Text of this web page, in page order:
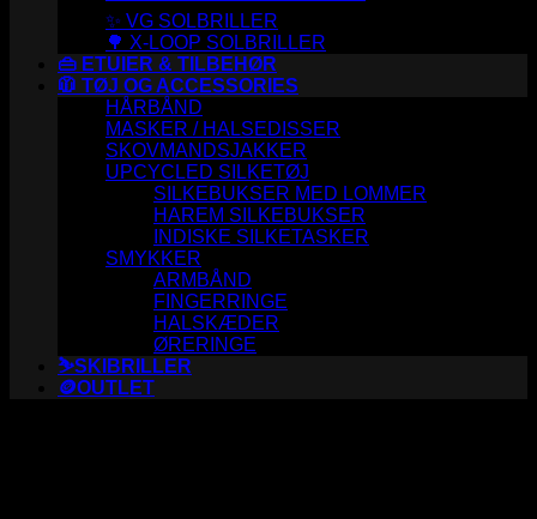
✨ VG SOLBRILLER
🌳 X-LOOP SOLBRILLER
👜 ETUIER & TILBEHØR
🧥 TØJ OG ACCESSORIES
HÅRBÅND
MASKER / HALSEDISSER
SKOVMANDSJAKKER
UPCYCLED SILKETØJ
SILKEBUKSER MED LOMMER
HAREM SILKEBUKSER
INDISKE SILKETASKER
SMYKKER
ARMBÅND
FINGERRINGE
HALSKÆDER
ØRERINGE
⛷️SKIBRILLER
🪙OUTLET